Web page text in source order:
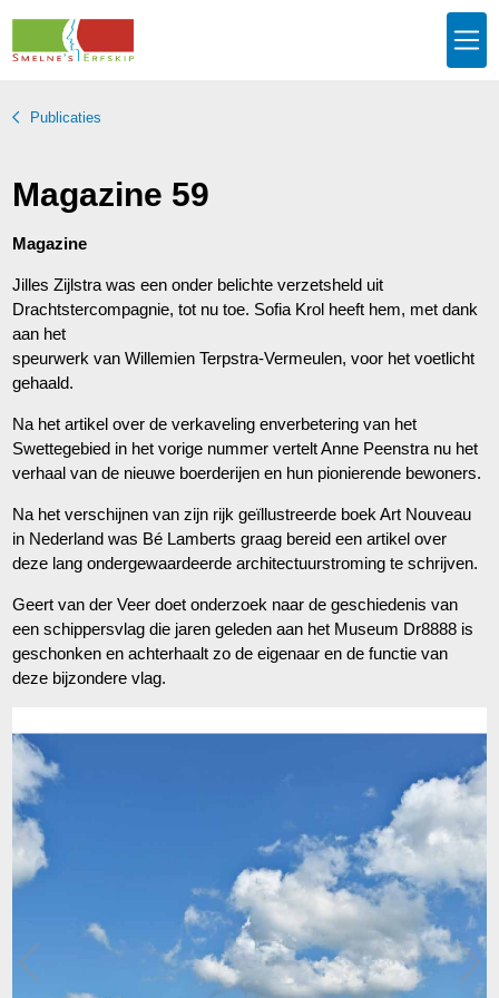
Publicaties
Magazine 59
Magazine
Jilles Zijlstra was een onder belichte verzetsheld uit
Drachtstercompagnie, tot nu toe. Sofia Krol heeft hem, met dank
aan het
speurwerk van Willemien Terpstra-Vermeulen, voor het voetlicht
gehaald.
Na het artikel over de verkaveling enverbetering van het
Swettegebied in het vorige nummer vertelt Anne Peenstra nu het
verhaal van de nieuwe boerderijen en hun pionierende bewoners.
Na het verschijnen van zijn rijk geïllustreerde boek Art Nouveau
in Nederland was Bé Lamberts graag bereid een artikel over
deze lang ondergewaardeerde architectuurstroming te schrijven.
Geert van der Veer doet onderzoek naar de geschiedenis van
een schippersvlag die jaren geleden aan het Museum Dr8888 is
geschonken en achterhaalt zo de eigenaar en de functie van
deze bijzondere vlag.